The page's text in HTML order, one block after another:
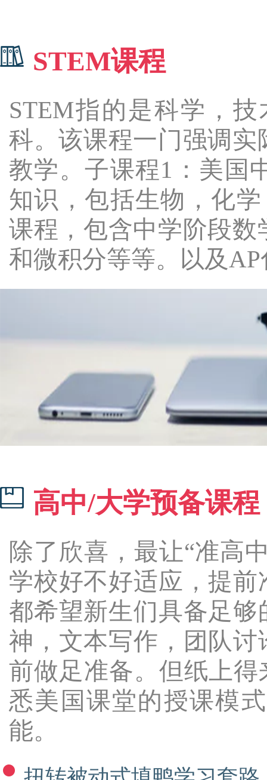
STEM课程
STEM指的是科学，
科。该课程一门强调
教学。子课程1：美国
知识，包括生物，化
课程，包含中学阶段
和微积分等等。以及
高中/大学预备课程
除了欣喜，最让“准高
学校好不好适应，提
都希望新生们具备足
神，文本写作，团队
前做足准备。但纸上
悉美国课堂的授课模
能。